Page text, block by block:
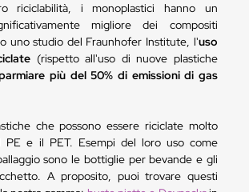
riciclabilità, i monoplastici hanno un
migliore dei compositi
uno studio del Fraunhofer Institute, l'uso
(rispetto all'uso di nuove plastiche
più del 50% di emissioni di gas
che possono essere riciclate molto
PE e il PET. Esempi del loro uso come
sono le bottiglie per bevande e gli
A proposito, puoi trovare questi